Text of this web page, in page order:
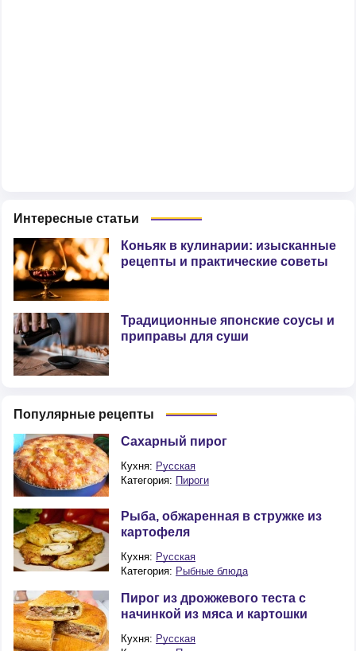
Интересные статьи
Коньяк в кулинарии: изысканные
рецепты и практические советы
Традиционные японские соусы и
приправы для суши
Популярные рецепты
Сахарный пирог
Кухня: Русская
Категория: Пироги
Рыба, обжаренная в стружке из
картофеля
Кухня: Русская
Категория: Рыбные блюда
Пирог из дрожжевого теста с
начинкой из мяса и картошки
Кухня: Русская